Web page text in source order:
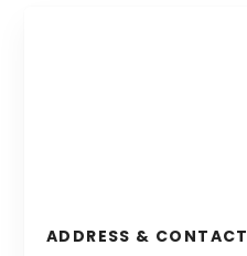
ADDRESS & CONTACT